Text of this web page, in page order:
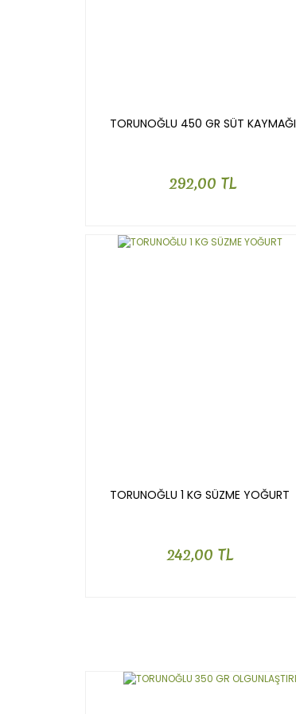
TORUNOĞLU 450 GR SÜT KAYMAĞI
292,00 TL
TORUNOĞLU 1 KG SÜZME YOĞURT
242,00 TL